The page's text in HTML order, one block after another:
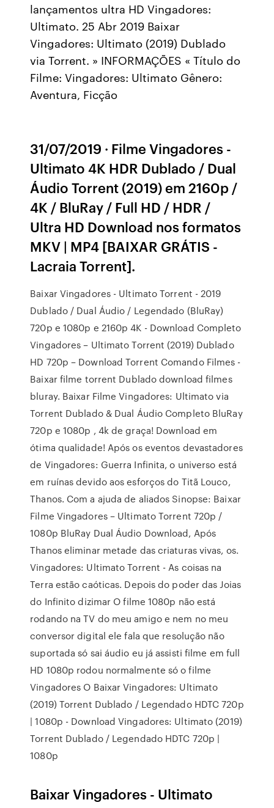
lançamentos ultra HD Vingadores:
Ultimato. 25 Abr 2019 Baixar
Vingadores: Ultimato (2019) Dublado
via Torrent. » INFORMAÇÕES « Título do
Filme: Vingadores: Ultimato Gênero:
Aventura, Ficção
31/07/2019 · Filme Vingadores -
Ultimato 4K HDR Dublado / Dual
Áudio Torrent (2019) em 2160p /
4K / BluRay / Full HD / HDR /
Ultra HD Download nos formatos
MKV | MP4 [BAIXAR GRÁTIS -
Lacraia Torrent].
Baixar Vingadores - Ultimato Torrent - 2019
Dublado / Dual Áudio / Legendado (BluRay)
720p e 1080p e 2160p 4K - Download Completo
Vingadores – Ultimato Torrent (2019) Dublado
HD 720p – Download Torrent Comando Filmes -
Baixar filme torrent Dublado download filmes
bluray. Baixar Filme Vingadores: Ultimato via
Torrent Dublado & Dual Áudio Completo BluRay
720p e 1080p , 4k de graça! Download em
ótima qualidade! Após os eventos devastadores
de Vingadores: Guerra Infinita, o universo está
em ruínas devido aos esforços do Titã Louco,
Thanos. Com a ajuda de aliados Sinopse: Baixar
Filme Vingadores – Ultimato Torrent 720p /
1080p BluRay Dual Áudio Download, Após
Thanos eliminar metade das criaturas vivas, os.
Vingadores: Ultimato Torrent - As coisas na
Terra estão caóticas. Depois do poder das Joias
do Infinito dizimar O filme 1080p não está
rodando na TV do meu amigo e nem no meu
conversor digital ele fala que resolução não
suportada só sai áudio eu já assisti filme em full
HD 1080p rodou normalmente só o filme
Vingadores O Baixar Vingadores: Ultimato
(2019) Torrent Dublado / Legendado HDTC 720p
| 1080p - Download Vingadores: Ultimato (2019)
Torrent Dublado / Legendado HDTC 720p |
1080p
Baixar Vingadores - Ultimato